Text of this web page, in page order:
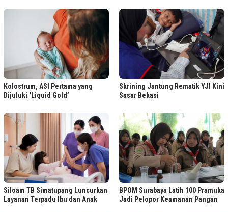
Kolostrum, ASI Pertama yang
Dijuluki ‘Liquid Gold’
Skrining Jantung Rematik YJI Kini
Sasar Bekasi
Siloam TB Simatupang Luncurkan
Layanan Terpadu Ibu dan Anak
BPOM Surabaya Latih 100 Pramuka
Jadi Pelopor Keamanan Pangan